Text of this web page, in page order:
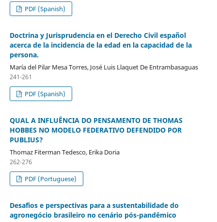
PDF (Spanish)
Doctrina y Jurisprudencia en el Derecho Civil español
acerca de la incidencia de la edad en la capacidad de la
persona.
María del Pilar Mesa Torres, José Luis Llaquet De Entrambasaguas
241-261
PDF (Spanish)
QUAL A INFLUÊNCIA DO PENSAMENTO DE THOMAS
HOBBES NO MODELO FEDERATIVO DEFENDIDO POR
PUBLIUS?
Thomaz Fiterman Tedesco, Erika Doria
262-276
PDF (Portuguese)
Desafios e perspectivas para a sustentabilidade do
agronegócio brasileiro no cenário pós-pandêmico